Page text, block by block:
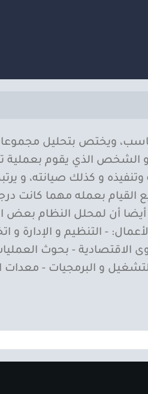
ويختص بتحليل مجموعات
الشخص الذي يقوم
و كذلك صيانته، و
بعمله مهما كانت درجته
- التنظيم و الإدارة و
الاقتصادية - بحوث
و البرمجيات -